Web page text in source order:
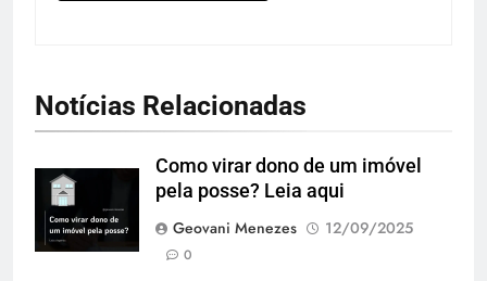
Notícias Relacionadas
Como virar dono de um imóvel
pela posse? Leia aqui
Geovani Menezes
12/09/2025
0